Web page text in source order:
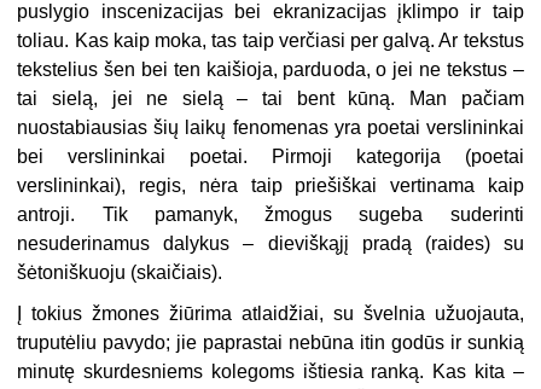
puslygio inscenizacijas bei ekranizacijas įklimpo ir taip
toliau. Kas kaip moka, tas taip verčiasi per galvą. Ar tekstus
tekstelius šen bei ten kaišioja, parduoda, o jei ne tekstus –
tai sielą, jei ne sielą – tai bent kūną. Man pačiam
nuostabiausias šių laikų fenomenas yra poetai verslininkai
bei verslininkai poetai. Pirmoji kategorija (poetai
verslininkai), regis, nėra taip priešiškai vertinama kaip
antroji. Tik pamanyk, žmogus sugeba suderinti
nesuderinamus dalykus – dieviškąjį pradą (raides) su
šėtoniškuoju (skaičiais).
Į tokius žmones žiūrima atlaidžiai, su švelnia užuojauta,
truputėliu pavydo; jie paprastai nebūna itin godūs ir sunkią
minutę skurdesniems kolegoms ištiesia ranką. Kas kita –